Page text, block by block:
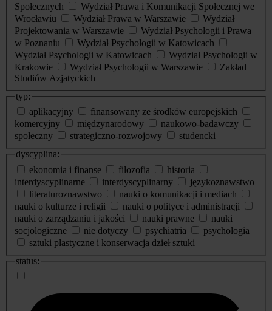
Społecznych
Wydział Prawa i Komunikacji Społecznej we
Wrocławiu
Wydział Prawa w Warszawie
Wydział
Projektowania w Warszawie
Wydział Psychologii i Prawa
w Poznaniu
Wydział Psychologii w Katowicach
Wydział Psychologii w Katowicach
Wydział Psychologii w
Krakowie
Wydział Psychologii w Warszawie
Zakład
Studiów Azjatyckich
typ:
aplikacyjny
finansowany ze środków europejskich
komercyjny
międzynarodowy
naukowo-badawczy
społeczny
strategiczno-rozwojowy
studencki
dyscyplina:
ekonomia i finanse
filozofia
historia
interdyscyplinarne
interdyscyplinarny
językoznawstwo
literaturoznawstwo
nauki o komunikacji i mediach
nauki o kulturze i religii
nauki o polityce i administracji
nauki o zarządzaniu i jakości
nauki prawne
nauki
socjologiczne
nie dotyczy psychiatria
psychologia
sztuki plastyczne i konserwacja dzieł sztuki
status: